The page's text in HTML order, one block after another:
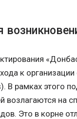
к
В рамках этого
возлагаются на
Это в корне